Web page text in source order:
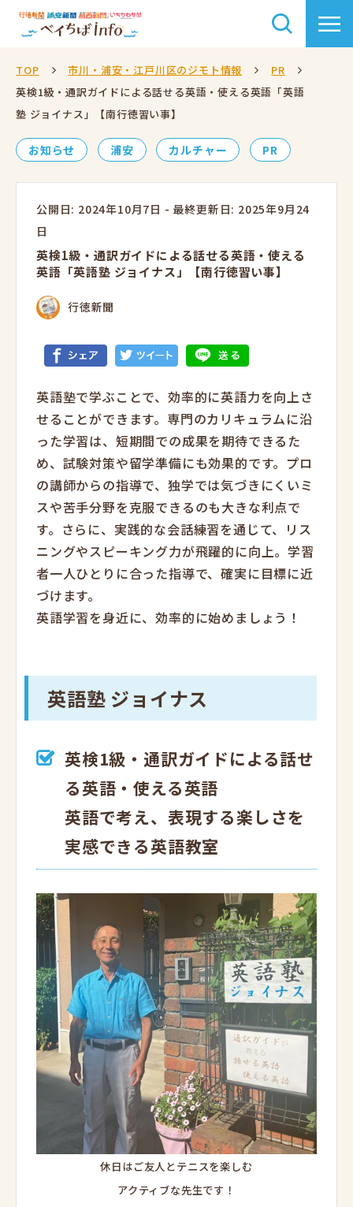
TOP 市川・浦安・江戸川区のジモト情報
PR
英検1級・通訳ガイドによる話せる英語・使える英語「英語
塾 ジョイナス」【南行徳習い事】
お知らせ 浦安 カルチャー PR
公開日: 2024年10月7日 - 最終更新日: 2025年9月24
日
英検1級・通訳ガイドによる話せる英語・使える
英語「英語塾 ジョイナス」【南行徳習い事】
行徳新聞
英語塾で学ぶことで、効率的に英語力を向上さ
せることができます。専門のカリキュラムに沿
った学習は、短期間での成果を期待できるた
め、試験対策や留学準備にも効果的です。プロ
の講師からの指導で、独学では気づきにくいミ
スや苦手分野を克服できるのも大きな利点で
す。さらに、実践的な会話練習を通じて、リス
ニングやスピーキング力が飛躍的に向上。学習
者一人ひとりに合った指導で、確実に目標に近
づけます。
英語学習を身近に、効率的に始めましょう！
英語塾 ジョイナス
英検1級・通訳ガイドによる話せ
る英語・使える英語
英語で考え、表現する楽しさを
実感できる英語教室
休日はご友人とテニスを楽しむ
アクティブな先生です！